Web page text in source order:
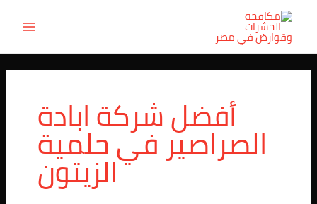
تخطي
المحتوى
أفضل شركة ابادة
الصراصير في حلمية
الزيتون